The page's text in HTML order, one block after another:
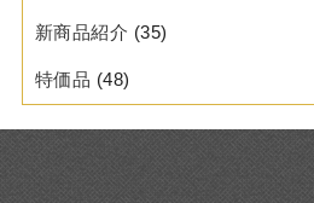
新商品紹介 (35)
特価品 (48)